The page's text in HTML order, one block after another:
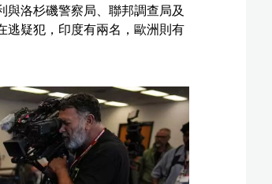
與洛杉磯警察局、聯邦調查局及
逃疑犯，印度有兩名，歐洲則有